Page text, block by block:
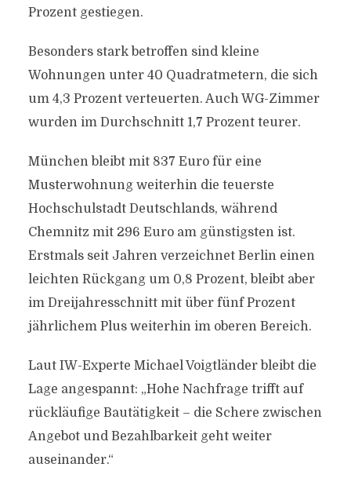
Prozent gestiegen.
Besonders stark betroffen sind kleine
Wohnungen unter 40 Quadratmetern, die sich
um 4,3 Prozent verteuerten. Auch WG-Zimmer
wurden im Durchschnitt 1,7 Prozent teurer.
München bleibt mit 837 Euro für eine
Musterwohnung weiterhin die teuerste
Hochschulstadt Deutschlands, während
Chemnitz mit 296 Euro am günstigsten ist.
Erstmals seit Jahren verzeichnet Berlin einen
leichten Rückgang um 0,8 Prozent, bleibt aber
im Dreijahresschnitt mit über fünf Prozent
jährlichem Plus weiterhin im oberen Bereich.
Laut IW-Experte Michael Voigtländer bleibt die
Lage angespannt: „Hohe Nachfrage trifft auf
rückläufige Bautätigkeit – die Schere zwischen
Angebot und Bezahlbarkeit geht weiter
auseinander.“